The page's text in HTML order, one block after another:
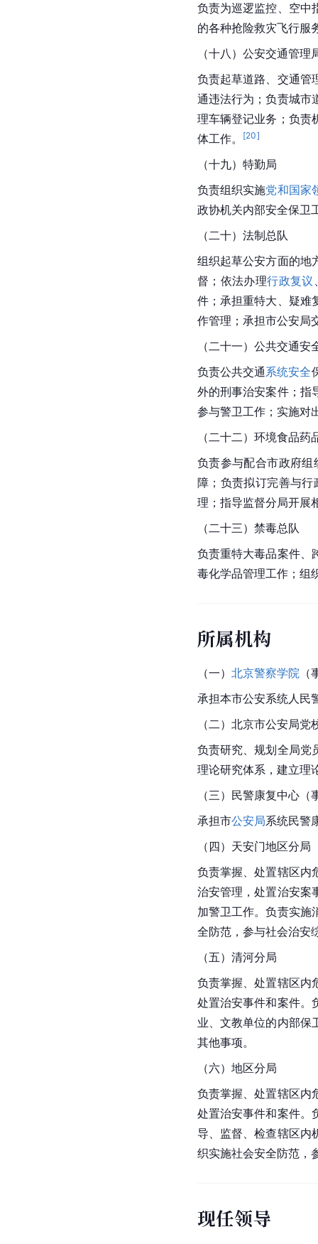
负责为巡逻监控、空中
的各种抢险救灾飞行服
（十八）公安交通管
负责起草道路、交通管
通违法行为；负责城市
理车辆登记业务；负责
体工作。
[20]
（十九）特勤局
负责组织实施党和国家
政协机关内部安全保卫
（二十）法制总队
组织起草公安方面的地
督；依法办理行政复议
件；承担重特大、疑难
作管理；承担市公安局
（二十一）公共交通
负责公共交通系统安全
外的刑事治安案件；指
参与警卫工作；实施对
（二十二）环境食品
负责参与配合市政府
障；负责拟订完善与
理；指导监督分局开展
（二十三）禁毒总队
负责重特大毒品案件、
毒化学品管理工作；组
所属机构
（一） 北京警察学院
承担本市公安系统人民
（二）北京市公安局党
负责研究、规划全局党
理论研究体系，建立理
（三）民警康复中心（
承担市公安局系统民警
（四） 天安门地区分局
负责掌握、处置辖区内
治安管理 ，处置治安
加警卫工作。负责实施
全防范，参与社会治安
（五）清河分局
负责掌握、处置辖区内
处置治安事件和案件。
业、文教单位的内部保
其他事项。
（六）地区分局
负责掌握、处置辖区内
处置治安事件和案件。
导、监督、检查辖区内
织实施社会安全防范，
现任领导